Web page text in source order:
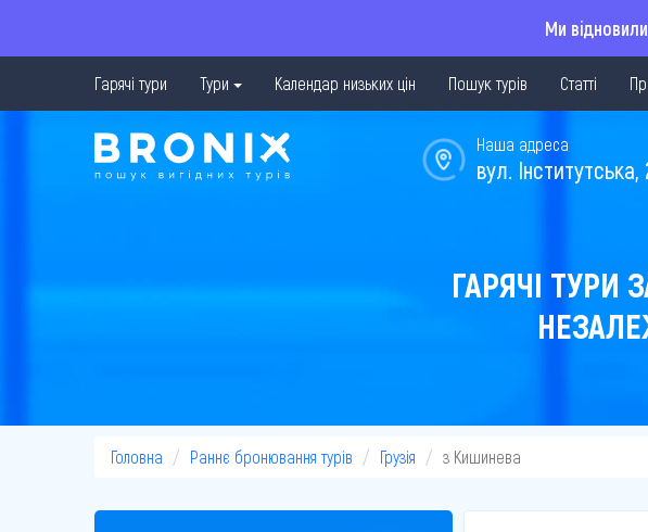
Ми
Гарячі тури Тури Календар низьких цін Пошук турів Статті
Наша адреса
вул.
ГАРЯЧІ ТУРИ
Головна Раннє бронювання турів Грузія з Кишинева